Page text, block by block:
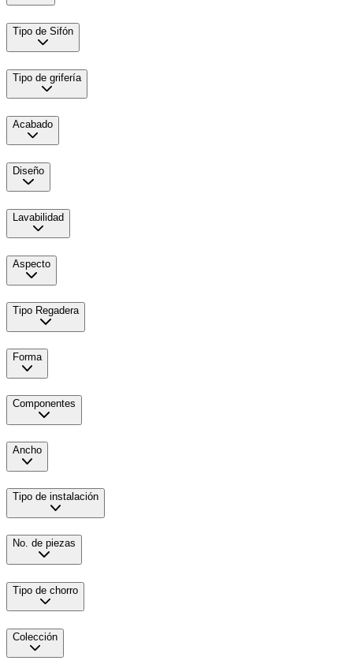
Tipo de Sifón
Tipo de grifería
Acabado
Diseño
Lavabilidad
Aspecto
Tipo Regadera
Forma
Componentes
Ancho
Tipo de instalación
No. de piezas
Tipo de chorro
Colección